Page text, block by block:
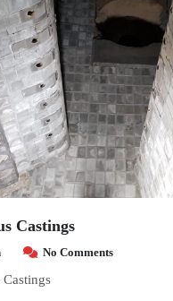
Castings
No Comments